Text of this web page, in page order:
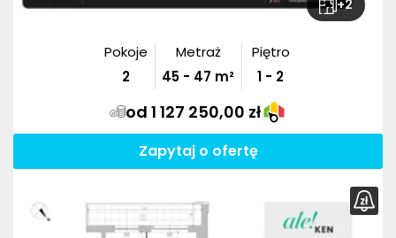
+2
Pokoje
2
Metraż
45 - 47 m²
Piętro
1 - 2
od 1 127 250,00 zł
Zapytaj o ofertę